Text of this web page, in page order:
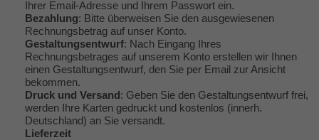
Ihrer Email-Adresse und Ihrem Passwort ein.
Bezahlung: Bitte überweisen Sie den ausgewiesenen
Rechnungsbetrag auf unser Konto.
Gestaltungsentwurf: Nach Eingang Ihres
Rechnungsbetrages auf unserem Konto erstellen wir Ihnen
einen Gestaltungsentwurf, den Sie per Email zur Ansicht
bekommen.
Druck und Versand: Geben Sie den Gestaltungsentwurf frei,
werden Ihre Karten gedruckt und kostenlos (innerh.
Deutschland) an Sie versandt.
Lieferzeit